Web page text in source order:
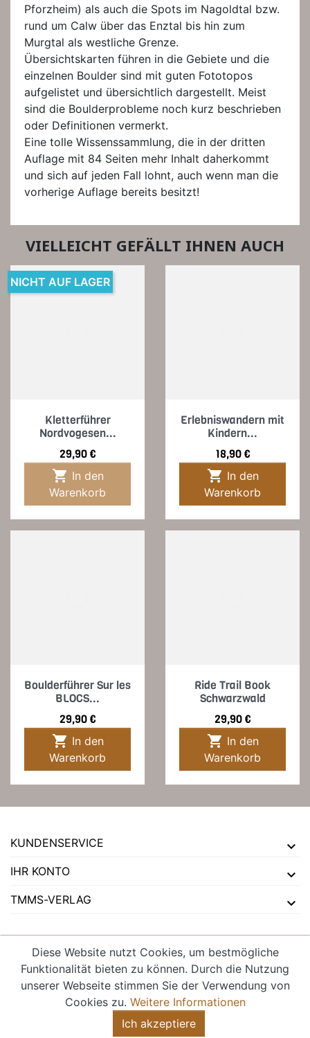
Pforzheim) als auch die Spots im Nagoldtal bzw.
rund um Calw über das Enztal bis hin zum
Murgtal als westliche Grenze.
Übersichtskarten führen in die Gebiete und die
einzelnen Boulder sind mit guten Fototopos
aufgelistet und übersichtlich dargestellt. Meist
sind die Boulderprobleme noch kurz beschrieben
oder Definitionen vermerkt.
Eine tolle Wissenssammlung, die in der dritten
Auflage mit 84 Seiten mehr Inhalt daherkommt
und sich auf jeden Fall lohnt, auch wenn man die
vorherige Auflage bereits besitzt!
VIELLEICHT GEFÄLLT IHNEN AUCH
Kletterführer
Nordvogesen...
Preis
29,90 €

Warenkorb
NICHT AUF LAGER
Erlebniswandern mit
Kindern...
Preis
18,90 €

Warenkorb
Boulderführer Sur les
BLOCS...
Preis
29,90 €

Warenkorb
Ride Trail Book
Schwarzwald
Preis
29,90 €

Warenkorb
KUNDENSERVICE
IHR KONTO
TMMS-VERLAG
VERTRAG WIDERRUFEN
© 2026 - tmms-verlag
Diese Website nutzt Cookies, um bestmögliche
Funktionalität bieten zu können. Durch die Nutzung
unserer Webseite stimmen Sie der Verwendung von
Cookies zu. Weitere Informationen
Ich akzeptiere